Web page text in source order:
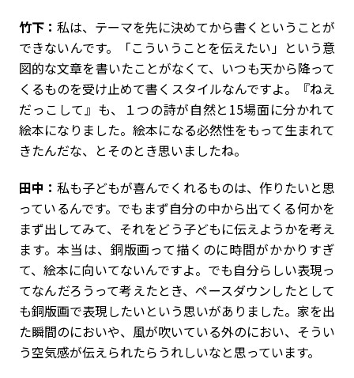
竹下： 私は、テーマを先に決めてから書くということが
できないんです。「こういうことを伝えたい」という意
図的な文章を書いたことがなくて、いつも天から降って
くるものを受け止めて書くスタイルなんですよ。『ねえ
だっこして』も、１つの詩が自然と15場面に分かれて
絵本になりました。絵本になる必然性をもって生まれて
きたんだな、とそのとき思いましたね。
田中：私も子どもが喜んでくれるものは、作りたいと思
っているんです。でもまず自分の中から出てくる何かを
まず出してみて、それをどう子どもに伝えようかを考え
ます。本当は、銅版画って描くのに時間がかかりすぎ
て、絵本に向いてないんですよ。でも自分らしい表現っ
てなんだろうって考えたとき、ペースダウンしたとして
も銅版画で表現したいという思いがありました。家を出
た瞬間のにおいや、風が吹いている外のにおい、そうい
う空気感が伝えられたらうれしいなと思っています。